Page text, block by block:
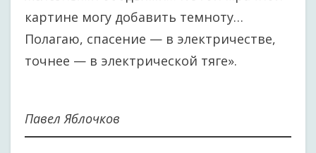
картине могу добавить темноту…
Полагаю, спасение — в электричестве,
точнее — в электрической тяге».
Павел Яблочков